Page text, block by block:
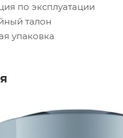
по эксплуатации
талон
упаковка